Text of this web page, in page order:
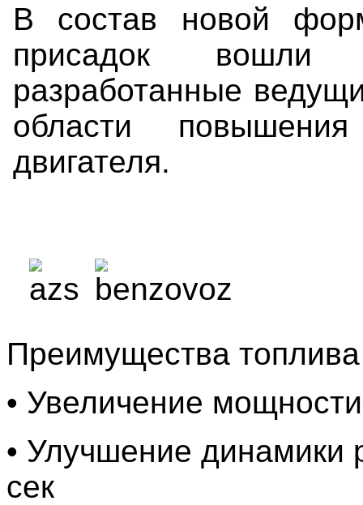
В состав новой
присадок вошли
разработанные
области
двигателя.
Преимущества
• Увеличение
• Улучшение динамики
сек